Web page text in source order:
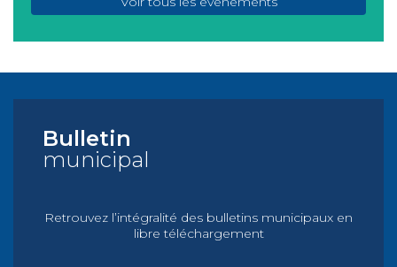
Bulletin
municipal
Retrouvez l’intégralité des bulletins municipaux en
libre téléchargement